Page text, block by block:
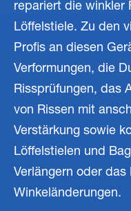
repariert die winkler
Löffelstiele. Zu den
Profis an diesen
Verformungen, die
Rissprüfungen, das
von Rissen mit
Verstärkung sowie
Löffelstielen und
Verlängern oder das
Winkeländerungen.